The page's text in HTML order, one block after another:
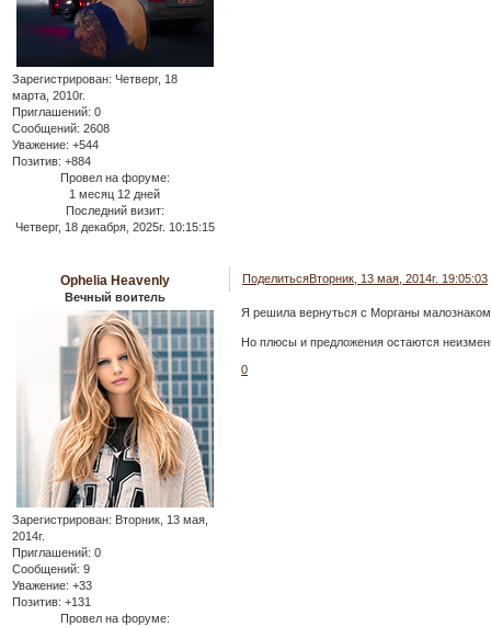
Зарегистрирован: Четверг, 18
марта, 2010г.
Приглашений: 0
Сообщений: 2608
Уважение: +544
Позитив: +884
Провел на форуме:
1 месяц 12 дней
Последний визит:
Четверг, 18 декабря, 2025г. 10:15:15
ПоделитьсяВторник, 13 мая, 2014г. 19:05:03
Ophelia Heavenly
Вечный воитель
Зарегистрирован: Вторник, 13 мая,
2014г.
Приглашений: 0
Сообщений: 9
Уважение: +33
Позитив: +131
Провел на форуме:
Я решила вернуться с Морганы
Но плюсы и предложения остаются
0